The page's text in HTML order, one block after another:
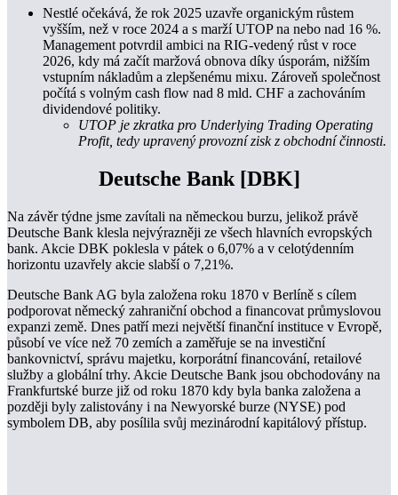
Nestlé očekává, že rok 2025 uzavře organickým růstem
vyšším, než v roce 2024 a s marží UTOP na nebo nad 16 %.
Management potvrdil ambici na RIG-vedený růst v roce
2026, kdy má začít maržová obnova díky úsporám, nižším
vstupním nákladům a zlepšenému mixu. Zároveň společnost
počítá s volným cash flow nad 8 mld. CHF a zachováním
dividendové politiky.
UTOP je zkratka pro Underlying Trading Operating
Profit, tedy upravený provozní zisk z obchodní činnosti.
Deutsche Bank [DBK]
Na závěr týdne jsme zavítali na německou burzu, jelikož právě
Deutsche Bank klesla nejvýrazněji ze všech hlavních evropských
bank. Akcie DBK poklesla v pátek o 6,07% a v celotýdenním
horizontu uzavřely akcie slabší o 7,21%.
Deutsche Bank AG byla založena roku 1870 v Berlíně s cílem
podporovat německý zahraniční obchod a financovat průmyslovou
expanzi země. Dnes patří mezi největší finanční instituce v Evropě,
působí ve více než 70 zemích a zaměřuje se na investiční
bankovnictví, správu majetku, korporátní financování, retailové
služby a globální trhy. Akcie Deutsche Bank jsou obchodovány na
Frankfurtské burze již od roku 1870 kdy byla banka založena a
později byly zalistovány i na Newyorské burze (NYSE) pod
symbolem DB, aby posílila svůj mezinárodní kapitálový přístup.